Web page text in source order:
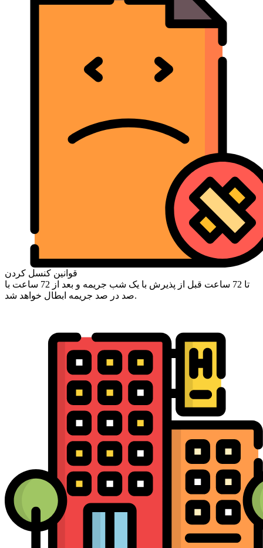
قوانین کنسل کردن
تا 72 ساعت قبل از پذیرش با یک شب جریمه و بعد از 72 ساعت با
صد در صد جریمه ابطال خواهد شد.